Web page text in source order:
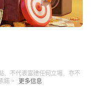
，不代表富途任何立場，亦不
諾。
更多信息